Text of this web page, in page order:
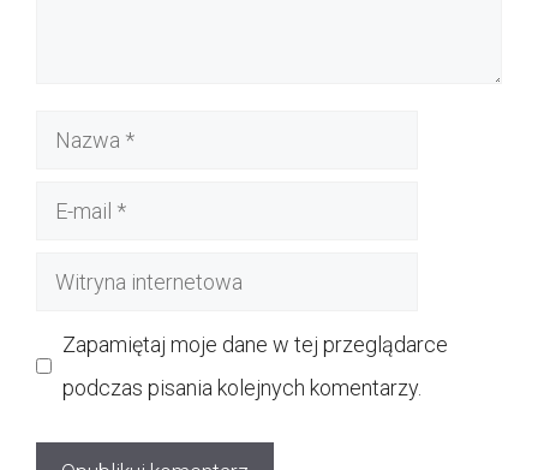
Nazwa
Witryna
Zapamiętaj moje dane w tej przeglądarce
podczas pisania kolejnych komentarzy.